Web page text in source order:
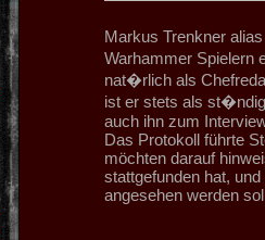
Markus Trenkner
Warhammer Spielern
nat�rlich als
ist er stets als
auch ihn zum
Das Protokoll führte
möchten darauf
stattgefunden hat,
angesehen werden